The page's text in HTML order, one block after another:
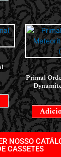
Primal
NOSSO
CASSETES